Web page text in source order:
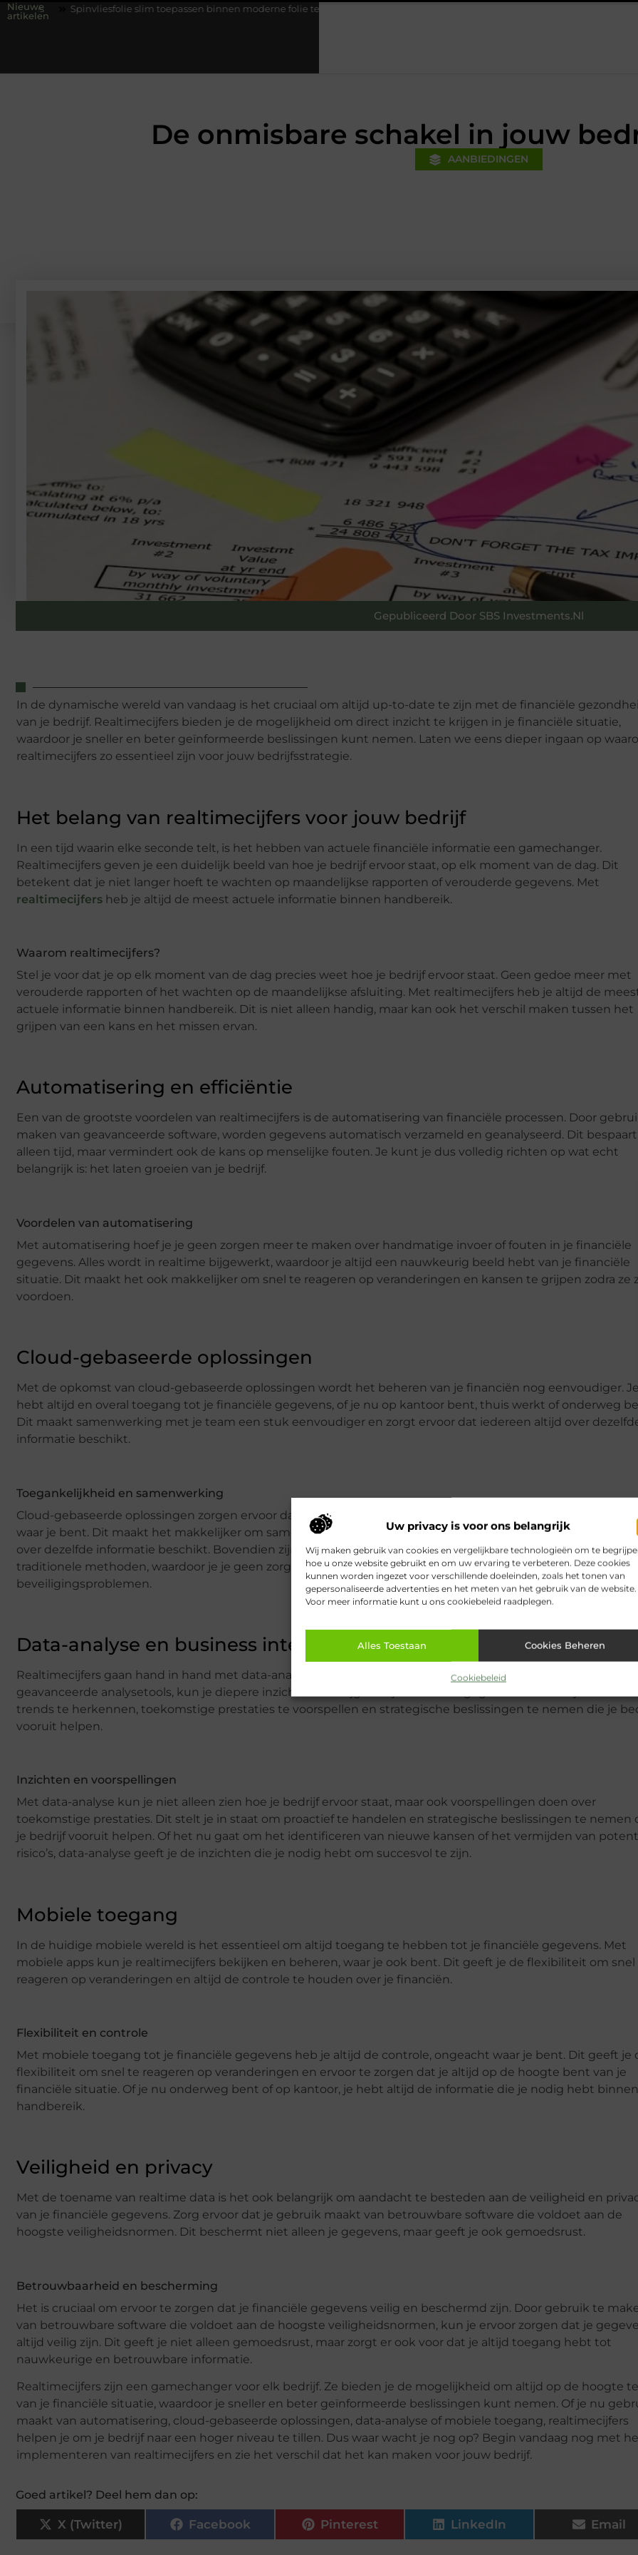
Uw privacy is voor ons belangrijk
Wij maken gebruik van cookies en vergelijkbare technologieën om te
hoe u onze website gebruikt en om uw ervaring te verbeteren. Deze cookies
kunnen worden ingezet voor verschillende doeleinden, zoals het tonen van
gepersonaliseerde advertenties en het meten van het gebruik van de website.
Voor meer informatie kunt u ons cookiebeleid raadplegen.
Alles Toestaan Cookies Beheren
Cookiebeleid
Nieuwe
artikelen
Spinvliesfolie slim toepassen binnen moderne folie techniek Financiële voorsprong voor jouw mkb-bedrijf met een boekhouder in
De onmisbare schakel in jouw
AANBIEDINGEN
Gepubliceerd Door SBS Investments.nl
In de dynamische wereld van vandaag is het cruciaal om altijd up-to-date te zijn met de financiële
van je bedrijf. Realtimecijfers bieden je de mogelijkheid om direct inzicht te krijgen in je financiële situatie,
waardoor je sneller en beter geïnformeerde beslissingen kunt nemen. Laten we eens dieper ingaan op
realtimecijfers zo essentieel zijn voor jouw bedrijfsstrategie.
Het belang van realtimecijfers voor jouw bedrijf
In een tijd waarin elke seconde telt, is het hebben van actuele financiële informatie een gamechanger.
Realtimecijfers geven je een duidelijk beeld van hoe je bedrijf ervoor staat, op elk moment van de dag. Dit
betekent dat je niet langer hoeft te wachten op maandelijkse rapporten of verouderde gegevens. Met
realtimecijfers heb je altijd de meest actuele informatie binnen handbereik.
Waarom realtimecijfers?
Stel je voor dat je op elk moment van de dag precies weet hoe je bedrijf ervoor staat. Geen gedoe meer met
verouderde rapporten of het wachten op de maandelijkse afsluiting. Met realtimecijfers heb je altijd de
actuele informatie binnen handbereik. Dit is niet alleen handig, maar kan ook het verschil maken tussen het
grijpen van een kans en het missen ervan.
Automatisering en efficiëntie
Een van de grootste voordelen van realtimecijfers is de automatisering van financiële processen. Door
maken van geavanceerde software, worden gegevens automatisch verzameld en geanalyseerd. Dit
alleen tijd, maar vermindert ook de kans op menselijke fouten. Je kunt je dus volledig richten op wat echt
belangrijk is: het laten groeien van je bedrijf.
Voordelen van automatisering
Met automatisering hoef je je geen zorgen meer te maken over handmatige invoer of fouten in je financiële
gegevens. Alles wordt in realtime bijgewerkt, waardoor je altijd een nauwkeurig beeld hebt van je financiële
situatie. Dit maakt het ook makkelijker om snel te reageren op veranderingen en kansen te grijpen zodra ze
voordoen.
Cloud-gebaseerde oplossingen
Met de opkomst van cloud-gebaseerde oplossingen wordt het beheren van je financiën nog eenvoudiger. Je
hebt altijd en overal toegang tot je financiële gegevens, of je nu op kantoor bent, thuis werkt of onderweg
Dit maakt samenwerking met je team een stuk eenvoudiger en zorgt ervoor dat iedereen altijd over
informatie beschikt.
Toegankelijkheid en samenwerking
Cloud-gebaseerde oplossingen zorgen ervoor dat je altijd toegang hebt tot je financiële gegevens, ongeacht
waar je bent. Dit maakt het makkelijker om samen te werken met je team en ervoor te zorgen dat iedereen
over dezelfde informatie beschikt. Bovendien zijn cloud-oplossingen vaak veiliger en betrouwbaarder dan
traditionele methoden, waardoor je je geen zorgen hoeft te maken over gegevensverlies of
beveiligingsproblemen.
Data-analyse en business intelligence
Realtimecijfers gaan hand in hand met data-analyse en business intelligence. Door gebruik te maken van
geavanceerde analysetools, kun je diepere inzichten verkrijgen in je financiële gegevens. Dit stelt je in staat
trends te herkennen, toekomstige prestaties te voorspellen en strategische beslissingen te nemen die je
vooruit helpen.
Inzichten en voorspellingen
Met data-analyse kun je niet alleen zien hoe je bedrijf ervoor staat, maar ook voorspellingen doen over
toekomstige prestaties. Dit stelt je in staat om proactief te handelen en strategische beslissingen te nemen
je bedrijf vooruit helpen. Of het nu gaat om het identificeren van nieuwe kansen of het vermijden van
risico’s, data-analyse geeft je de inzichten die je nodig hebt om succesvol te zijn.
Mobiele toegang
In de huidige mobiele wereld is het essentieel om altijd toegang te hebben tot je financiële gegevens. Met
mobiele apps kun je realtimecijfers bekijken en beheren, waar je ook bent. Dit geeft je de flexibiliteit om snel
reageren op veranderingen en altijd de controle te houden over je financiën.
Flexibiliteit en controle
Met mobiele toegang tot je financiële gegevens heb je altijd de controle, ongeacht waar je bent. Dit geeft je
flexibiliteit om snel te reageren op veranderingen en ervoor te zorgen dat je altijd op de hoogte bent van je
financiële situatie. Of je nu onderweg bent of op kantoor, je hebt altijd de informatie die je nodig hebt binnen
handbereik.
Veiligheid en privacy
Met de toename van realtime data is het ook belangrijk om aandacht te besteden aan de veiligheid en
van je financiële gegevens. Zorg ervoor dat je gebruik maakt van betrouwbare software die voldoet aan de
hoogste veiligheidsnormen. Dit beschermt niet alleen je gegevens, maar geeft je ook gemoedsrust.
Betrouwbaarheid en bescherming
Het is cruciaal om ervoor te zorgen dat je financiële gegevens veilig en beschermd zijn. Door gebruik te
van betrouwbare software die voldoet aan de hoogste veiligheidsnormen, kun je ervoor zorgen dat je
altijd veilig zijn. Dit geeft je niet alleen gemoedsrust, maar zorgt er ook voor dat je altijd toegang hebt tot
nauwkeurige en betrouwbare informatie.
Realtimecijfers zijn een gamechanger voor elk bedrijf. Ze bieden je de mogelijkheid om altijd op de hoogte
van je financiële situatie, waardoor je sneller en beter geïnformeerde beslissingen kunt nemen. Of je nu
maakt van automatisering, cloud-gebaseerde oplossingen, data-analyse of mobiele toegang, realtimecijfers
helpen je om je bedrijf naar een hoger niveau te tillen. Dus waar wacht je nog op? Begin vandaag nog met
implementeren van realtimecijfers en zie het verschil dat het kan maken voor jouw bedrijf.
Goed artikel? Deel hem dan op:
X (Twitter) Facebook Pinterest LinkedIn Email